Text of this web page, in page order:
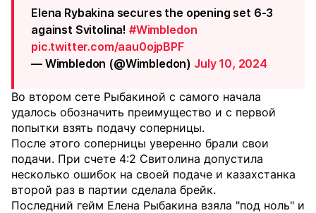
Elena Rybakina secures the opening set 6-3
against Svitolina! #Wimbledon
pic.twitter.com/aau0ojpBPF
— Wimbledon (@Wimbledon) July 10, 2024
Во втором сете Рыбакиной с самого начала
удалось обозначить преимущество и с первой
попытки взять подачу соперницы.
После этого соперницы уверенно брали свои
подачи. При счете 4:2 Свитолина допустила
несколько ошибок на своей подаче и казахстанка
второй раз в партии сделала брейк.
Последний гейм Елена Рыбакина взяла "под ноль" и